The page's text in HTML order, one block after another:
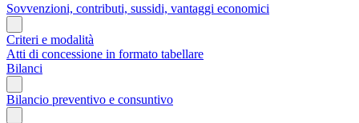
Sovvenzioni, contributi, sussidi, vantaggi economici
Criteri e modalità
Atti di concessione in formato tabellare
Bilanci
Bilancio preventivo e consuntivo